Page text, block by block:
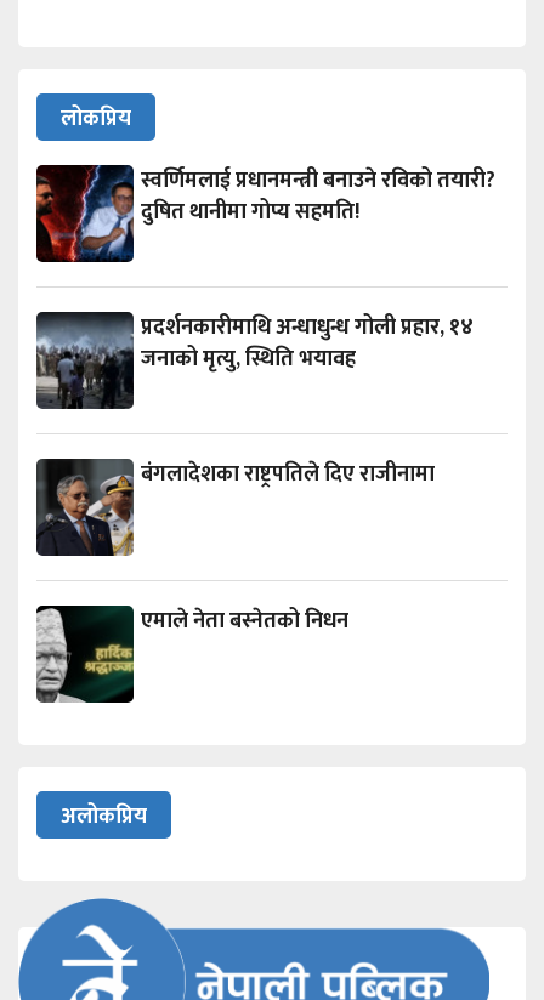
लोकप्रिय
स्वर्णिमलाई प्रधानमन्त्री बनाउने रविको तयारी?
दुषित थानीमा गोप्य सहमति!
प्रदर्शनकारीमाथि अन्धाधुन्ध गोली प्रहार, १४
जनाको मृत्यु, स्थिति भयावह
बंगलादेशका राष्ट्रपतिले दिए राजीनामा
एमाले नेता बस्नेतको निधन
अलोकप्रिय